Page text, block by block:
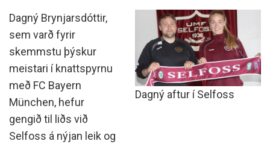
Dagný aftur í Selfoss
Dagný Brynjarsdóttir,
sem varð fyrir
skemmstu þýskur
meistari í knattspyrnu
með FC Bayern
München, hefur
gengið til liðs við
Selfoss á nýjan leik og